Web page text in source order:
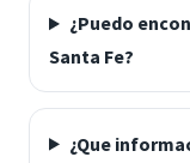
¿Puedo
Santa Fe?
¿Que